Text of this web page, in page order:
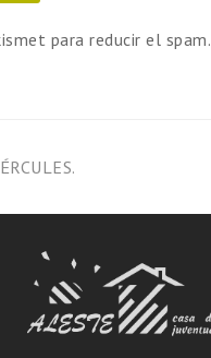
para reducir el spam.